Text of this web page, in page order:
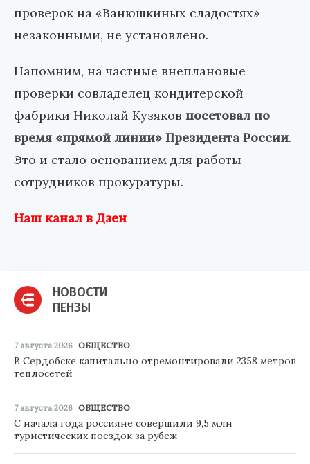
проверок на «Ванюшкиных сладостях»
незаконными, не установлено.
Напомним, на частные внеплановые
проверки совладелец кондитерской
фабрики Николай Кузяков посетовал по
время «прямой линии» Президента России.
Это и стало основанием для работы
сотрудников прокуратуры.
Наш канал в Дзен
НОВОСТИ
ПЕНЗЫ
7 августа 2026 ОБЩЕСТВО
В Сердобске капитально отремонтировали 2358 метров
теплосетей
7 августа 2026 ОБЩЕСТВО
С начала года россияне совершили 9,5 млн
туристических поездок за рубеж